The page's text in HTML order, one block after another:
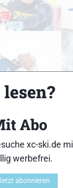
19
24
29
Abo
xc-ski.de
werbefrei.
abonnieren